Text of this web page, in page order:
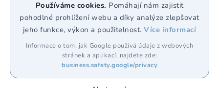
Používáme cookies. Pomáhají nám zajistit
pohodlné prohlížení webu a díky analýze zlepšovat
jeho funkce, výkon a použitelnost.Více informací
Informace o tom, jak Google používá údaje z webových
stránek a aplikací, najdete zde:
business.safety.google/privacy
WhatsApp